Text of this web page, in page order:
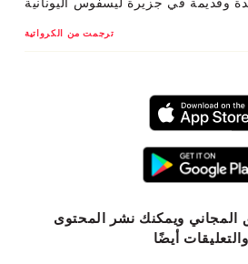
ترجمت من الكرواتية
المجاني ويمكنك نشر المحتوى